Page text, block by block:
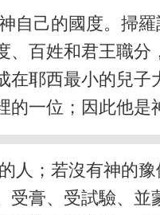
自己的國度。掃
、百姓和君王職
在耶西最小的兒
一位；因此他是
人；若沒有神的
受膏、受試驗、